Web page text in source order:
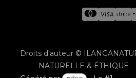
Droits d'auteur ©
NATURELLE & ÉTHIQUE